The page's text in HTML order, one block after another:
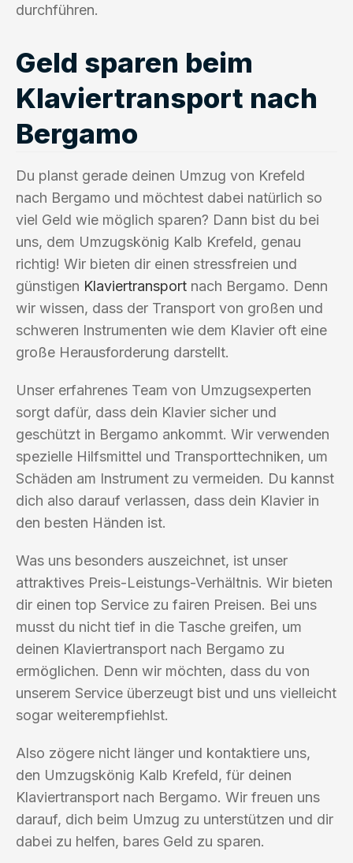
durchführen.
Geld sparen beim
Klaviertransport nach
Bergamo
Du planst gerade deinen Umzug von Krefeld
nach Bergamo und möchtest dabei natürlich so
viel Geld wie möglich sparen? Dann bist du bei
uns, dem Umzugskönig Kalb Krefeld, genau
richtig! Wir bieten dir einen stressfreien und
günstigen Klaviertransport nach Bergamo. Denn
wir wissen, dass der Transport von großen und
schweren Instrumenten wie dem Klavier oft eine
große Herausforderung darstellt.
Unser erfahrenes Team von Umzugsexperten
sorgt dafür, dass dein Klavier sicher und
geschützt in Bergamo ankommt. Wir verwenden
spezielle Hilfsmittel und Transporttechniken, um
Schäden am Instrument zu vermeiden. Du kannst
dich also darauf verlassen, dass dein Klavier in
den besten Händen ist.
Was uns besonders auszeichnet, ist unser
attraktives Preis-Leistungs-Verhältnis. Wir bieten
dir einen top Service zu fairen Preisen. Bei uns
musst du nicht tief in die Tasche greifen, um
deinen Klaviertransport nach Bergamo zu
ermöglichen. Denn wir möchten, dass du von
unserem Service überzeugt bist und uns vielleicht
sogar weiterempfiehlst.
Also zögere nicht länger und kontaktiere uns,
den Umzugskönig Kalb Krefeld, für deinen
Klaviertransport nach Bergamo. Wir freuen uns
darauf, dich beim Umzug zu unterstützen und dir
dabei zu helfen, bares Geld zu sparen.